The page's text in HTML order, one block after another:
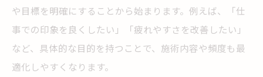
や目標を明確にすることから始まります。例えば、「仕
事での印象を良くしたい」「疲れやすさを改善したい」
など、具体的な目的を持つことで、施術内容や頻度も最
適化しやすくなります。